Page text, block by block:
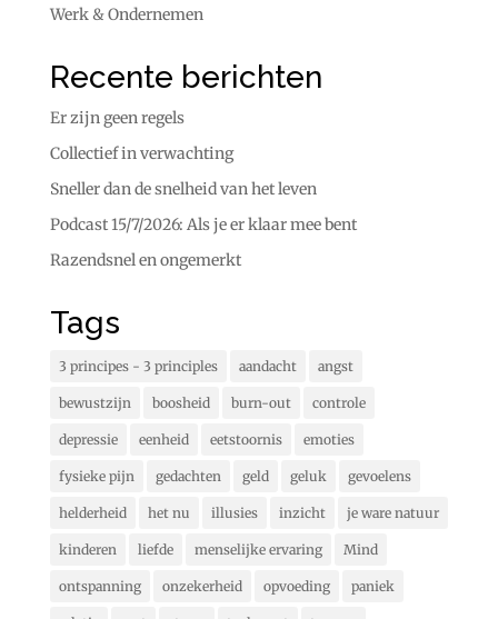
Werk & Ondernemen
Recente berichten
Er zijn geen regels
Collectief in verwachting
Sneller dan de snelheid van het leven
Podcast 15/7/2026: Als je er klaar mee bent
Razendsnel en ongemerkt
Tags
3 principes - 3 principles aandacht angst
bewustzijn boosheid burn-out controle
depressie eenheid eetstoornis emoties
fysieke pijn gedachten geld geluk gevoelens
helderheid het nu illusies inzicht je ware natuur
kinderen liefde menselijke ervaring Mind
ontspanning onzekerheid opvoeding paniek